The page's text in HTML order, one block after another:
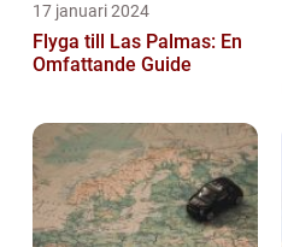
17 januari 2024
Flyga till Las Palmas: En
Omfattande Guide